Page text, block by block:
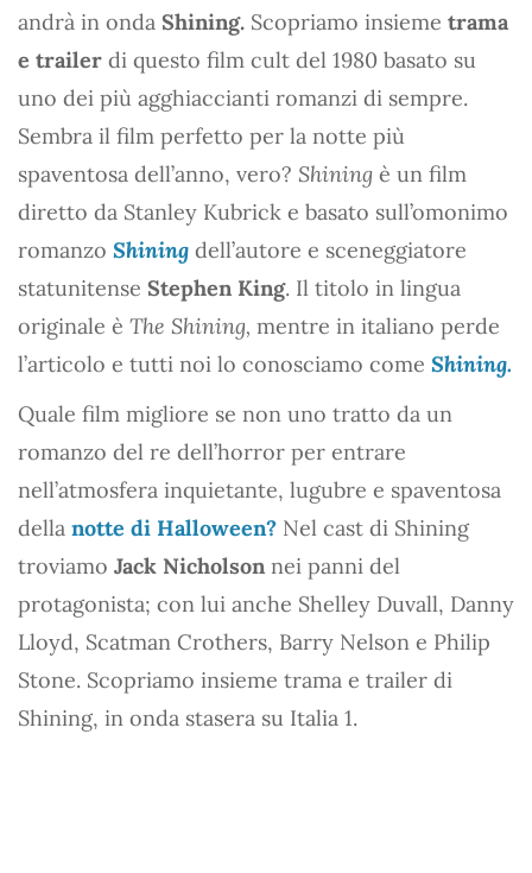
andrà in onda Shining. Scopriamo insieme trama
e trailer di questo film cult del 1980 basato su
uno dei più agghiaccianti romanzi di sempre.
Sembra il film perfetto per la notte più
spaventosa dell’anno, vero? Shining è un film
diretto da Stanley Kubrick e basato sull’omonimo
romanzo Shining dell’autore e sceneggiatore
statunitense Stephen King. Il titolo in lingua
originale è The Shining, mentre in italiano perde
l’articolo e tutti noi lo conosciamo come Shining.
Quale film migliore se non uno tratto da un
romanzo del re dell’horror per entrare
nell’atmosfera inquietante, lugubre e spaventosa
della notte di Halloween? Nel cast di Shining
troviamo Jack Nicholson nei panni del
protagonista; con lui anche Shelley Duvall, Danny
Lloyd, Scatman Crothers, Barry Nelson e Philip
Stone. Scopriamo insieme trama e trailer di
Shining, in onda stasera su Italia 1.